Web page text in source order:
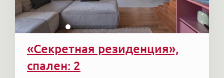
покупателю нужно несколько недель или
месяцев, чтобы собрать сумму. Он вносит
часть суммы, чтобы обеспечить право
приобретения объекта и получить
зеркальные гарантии от продавца, что
объект будет продан именно ему. В
элитной недвижимости встречаются
среди который и мусор и обманные
объявления, и квартиры, которые в
реальности не купить, где надо быть
обеспечить вашу безопасность, выбрать
чистую схему сделки — в этом случае
наше комиссионное вознаграждение 2,5%.
«Секретная резиденция»,
спален: 2